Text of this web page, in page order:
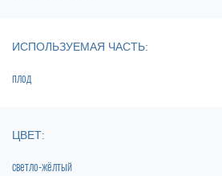
ИСПОЛЬЗУЕМАЯ ЧАСТЬ:
плод
ЦВЕТ:
светло-жёлтый